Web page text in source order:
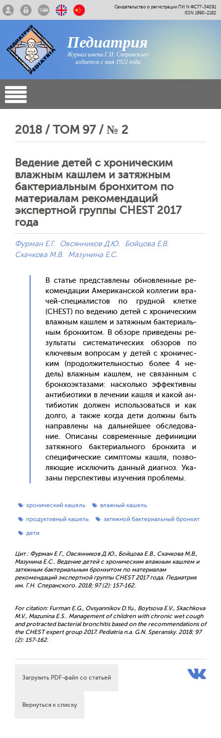
Свидетельство о регистрации ПИ N ФС77-34091
ISSN 1990-2182
Педиатрия
Журнал имени Г.Н. Сперанского
издается с мая 1922 года
2018 / ТОМ 97 / № 2
Ведение детей с хроническим
влажным кашлем и затяжным
бактериальным бронхитом по
материалам рекомендаций
экспертной группы CHEST 2017
года
Фурман Е.Г. Овсянников Д.Ю.
Бойцова Е.В.
Скачкова М.В.
Мазунина Е.С.
В статье пред­став­ле­ны об­новлен­ные ре­
комен­да­ции Аме­рикан­ской кол­ле­гии вра­
чей-спе­ци­алис­тов по груд­ной клет­ке
(CHEST) по ве­дению де­тей с хро­ничес­ким
влаж­ным каш­лем и за­тяж­ным бак­те­ри­аль­
ным брон­хи­том. В об­зо­ре при­веде­ны ре­
зуль­та­ты сис­те­мати­чес­ких об­зо­ров по
клю­чевым воп­ро­сам у де­тей с хро­ничес­
ким (про­дол­жи­тель­ностью бо­лее 4 не­
дель) влаж­ным каш­лем, не свя­зан­ным с
брон­хо­эк­та­зами: нас­коль­ко эф­фектив­ны
ан­ти­би­оти­ки в ле­чении каш­ля и ка­кой ан­
ти­би­отик дол­жен ис­поль­зо­вать­ся и как
дол­го, а так­же ког­да де­ти дол­жны быть
нап­равле­ны на даль­ней­шее об­сле­дова­
ние. Опи­саны сов­ре­мен­ные де­фини­ции
за­тяж­но­го бак­те­ри­аль­но­го брон­хи­та и
спе­цифи­чес­кие сим­пто­мы каш­ля, поз­во­
ля­ющие ис­клю­чить дан­ный ди­аг­ноз. Ука­
заны пер­спек­ти­вы изу­чения проб­ле­мы.
хронический кашель
влажный кашель
продуктивный кашель
затяжной бактериальный бронхит
дети
Цит.: Фурман Е.Г., Овсянников Д.Ю., Бойцова Е.В., Скачкова М.В.,
Мазунина Е.С.. Ведение детей с хроническим влажным кашлем и
затяжным бактериальным бронхитом по материалам
рекомендаций экспертной группы CHEST 2017 года. Педиатрия
им. Г.Н. Сперанского. 2018; 97 (2): 157-162.
For citation: Furman E.G., Ovsyannikov D.Yu., Boytsova E.V., Skachkova
M.V., Mazunina E.S.. Management of children with chronic wet cough
and protracted bacterial bronchitis based on the recommendations of
the CHEST expert group 2017. Pediatria n.a. G.N. Speransky. 2018; 97
(2): 157-162.
Загрузить PDF-файл со статьей
Вернуться к списку